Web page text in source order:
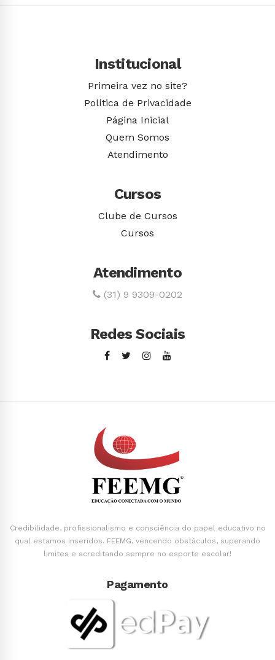
Institucional
Primeira vez no site?
Política de Privacidade
Página Inicial
Quem Somos
Atendimento
Cursos
Clube de Cursos
Cursos
Atendimento
(31) 9 9309-0202
Redes Sociais
Credibilidade, profissionalismo e consciência do papel educativo no
qual estamos inseridos. FEEMG, vencendo obstáculos, superando
limites e acreditando sempre no esporte escolar!
Pagamento